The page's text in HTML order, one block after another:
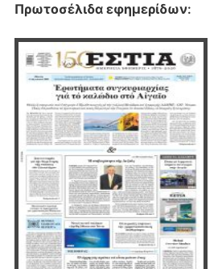
Πρωτοσέλιδα εφημερίδων: